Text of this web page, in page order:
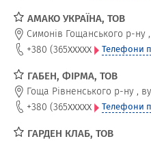
АМАКО УКРАЇНА, ТОВ
Симонів Гощанського р-ну ,
+380 (365xxxxx Телефони
ГАБЕН, ФІРМА, ТОВ
Гоща Рівненського р-ну ,
+380 (365xxxxx Телефони
ГАРДЕН КЛАБ, ТОВ